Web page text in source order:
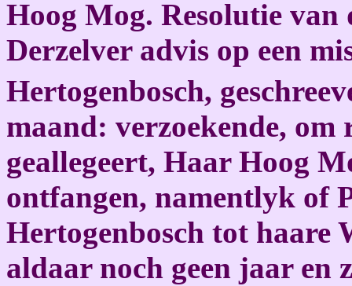
Hoog Mog. Resolutie van
Derzelver advis op een
Hertogenbosch,
maand: verzoekende, om
geallegeert, Haar Hoog
ontfangen, namentlyk of
Hertogenbosch tot haare
aldaar noch geen jaar en